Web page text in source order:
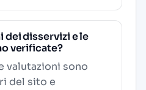
dei disservizi e le
verificate?
valutazioni sono
del sito e